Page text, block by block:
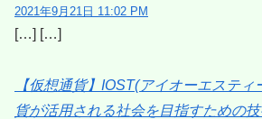
2021年9月21日 11:02 PM
[…] […]
【仮想通貨】IOST(アイオーエステ
貨が活用される社会を目指すための